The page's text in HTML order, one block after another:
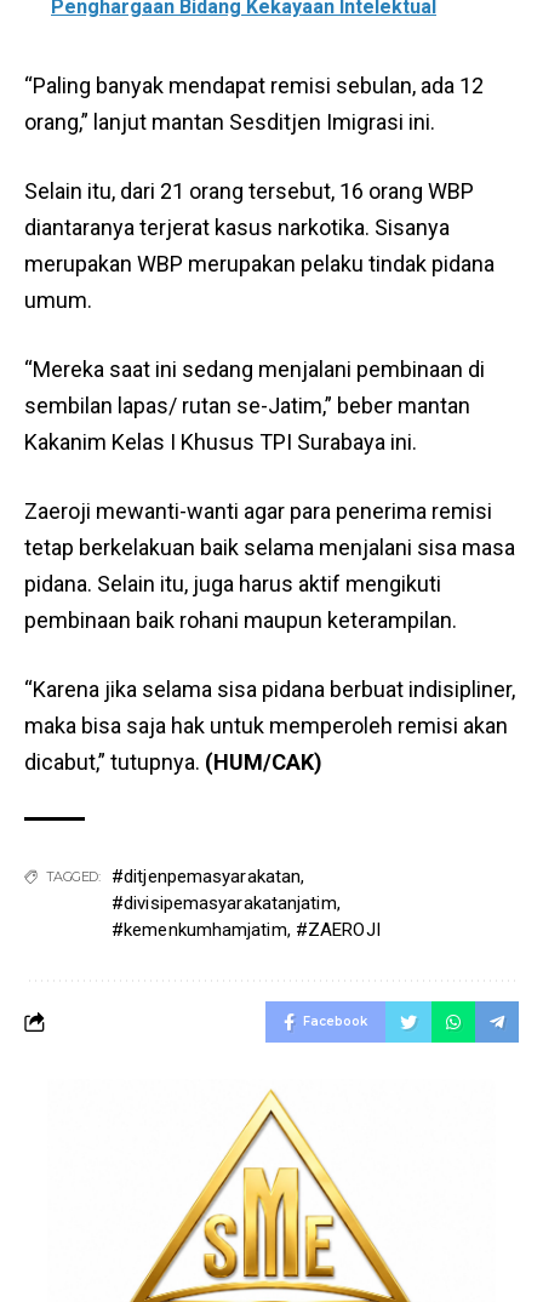
Penghargaan Bidang Kekayaan Intelektual
“Paling banyak mendapat remisi sebulan, ada 12
orang,” lanjut mantan Sesditjen Imigrasi ini.
Selain itu, dari 21 orang tersebut, 16 orang WBP
diantaranya terjerat kasus narkotika. Sisanya
merupakan WBP merupakan pelaku tindak pidana
umum.
“Mereka saat ini sedang menjalani pembinaan di
sembilan lapas/ rutan se-Jatim,” beber mantan
Kakanim Kelas I Khusus TPI Surabaya ini.
Zaeroji mewanti-wanti agar para penerima remisi
tetap berkelakuan baik selama menjalani sisa masa
pidana. Selain itu, juga harus aktif mengikuti
pembinaan baik rohani maupun keterampilan.
“Karena jika selama sisa pidana berbuat indisipliner,
maka bisa saja hak untuk memperoleh remisi akan
dicabut,” tutupnya. (HUM/CAK)
TAGGED: #ditjenpemasyarakatan,
#divisipemasyarakatanjatim,
#kemenkumhamjatim, #ZAEROJI
Facebook